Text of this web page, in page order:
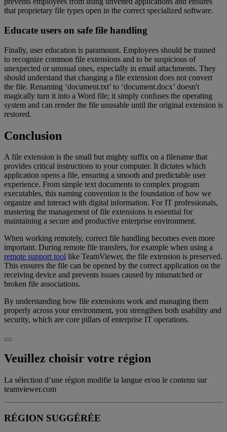
that proprietary file types open in the correct specialized software.
Educate users on safe file handling
Finally, user education is paramount. Employees should be trained
to recognize common file extensions and to be suspicious of
unexpected or unusual ones, especially in email attachments. They
should understand that changing a file extension does not convert
the file. Renaming ‘document.txt’ to ‘document.docx’ doesn't
magically turn it into a Word file; it simply confuses the operating
system and can render the file unusable until the original extension is
restored.
Conclusion
A file extension is the small but mighty suffix on a filename that
provides critical instructions to your computer. It dictates which
application opens a file, ensuring a smooth and predictable user
experience. From simple text documents to complex program
executables, this naming convention is the foundation of how we
organize and interact with digital information. For IT professionals,
mastering the management of file extensions is essential for
maintaining a secure and productive enterprise environment.
When working remotely, correct file handling becomes even more
important. During remote file transfers, for example when using a
remote support tool like TeamViewer, the file extension is preserved.
This ensures the file can be opened by the correct application on the
receiving device and prevents issues caused by mismatched or
broken file associations.
By understanding how file extensions work and managing them
properly across your environment, you strengthen both usability and
security, which are core pillars of enterprise IT operations.
Veuillez choisir votre région
La sélection d’une région modifie la langue et/ou le contenu sur
teamviewer.com
RÉGION SUGGÉRÉE